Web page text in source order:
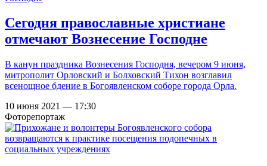
Сегодня православные христиане
отмечают Вознесение Господне
В канун праздника Вознесения Господня, вечером 9 июня,
митрополит Орловский и Болховский Тихон возглавил
всенощное бдение в Богоявленском соборе города Орла.
10 июня 2021 — 17:30
Фоторепортаж